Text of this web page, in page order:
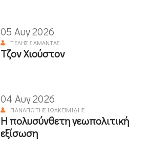
05 Αυγ 2026
ΤΈΛΗΣ ΣΑΜΑΝΤΆΣ
Τζον Χιούστον
04 Αυγ 2026
ΠΑΝΑΓΙΏΤΗΣ ΙΩΑΚΕΙΜΊΔΗΣ
Η πολυσύνθετη γεωπολιτική
εξίσωση